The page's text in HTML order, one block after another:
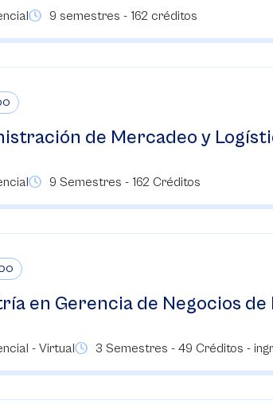
9 semestres - 162 créditos
de Mercadeo y
9 Semestres - 162 Créditos
en Gerencia de Negocios
- Virtual 3 Semestres - 49 Créditos -